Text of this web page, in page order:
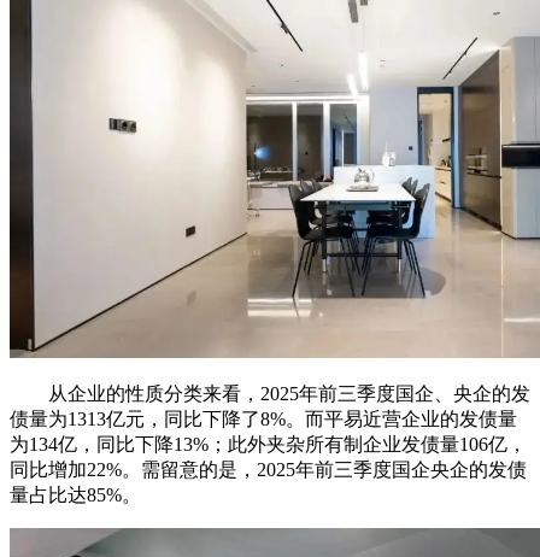
从企业的性质分类来看，2025年前三季度国企、央企的发
债量为1313亿元，同比下降了8%。而平易近营企业的发债量
为134亿，同比下降13%；此外夹杂所有制企业发债量106亿，
同比增加22%。需留意的是，2025年前三季度国企央企的发债
量占比达85%。